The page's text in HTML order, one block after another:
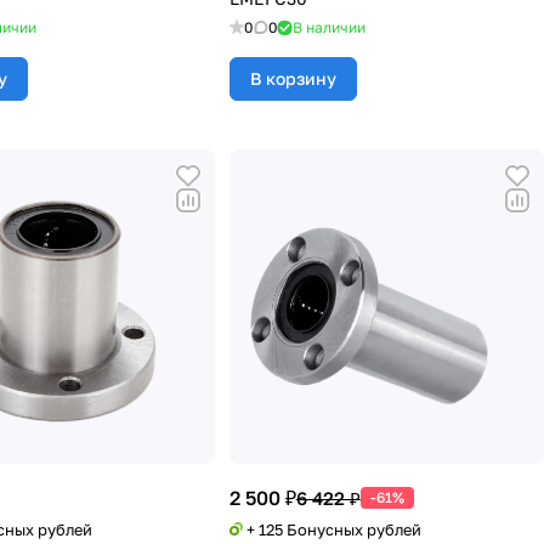
0 0 В наличии
В корзину
рублей
2 500 ₽6 422 ₽ -61%
+ 125 Бонусных рублей